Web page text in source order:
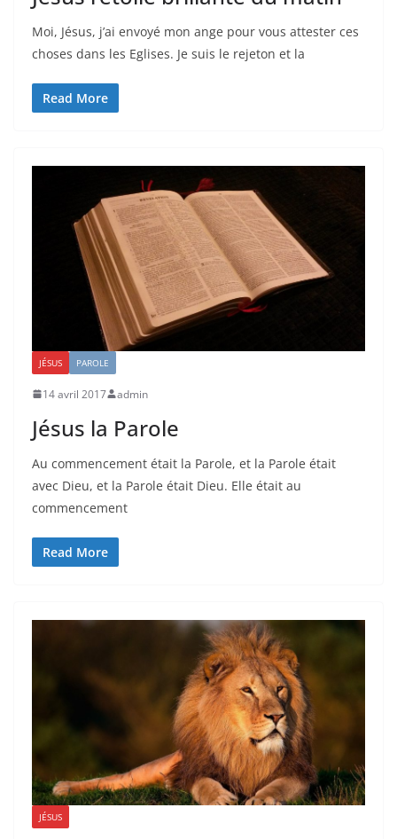
Moi, Jésus, j’ai envoyé mon ange pour vous attester ces
choses dans les Eglises. Je suis le rejeton et la
Read More
JÉSUS PAROLE
14 avril 2017 admin
Jésus la Parole
Au commencement était la Parole, et la Parole était
avec Dieu, et la Parole était Dieu. Elle était au
commencement
Read More
JÉSUS